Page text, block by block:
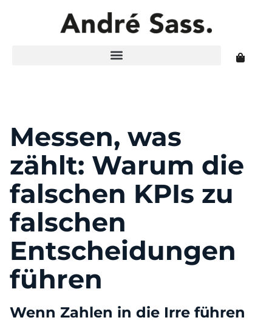
Messen, was
zählt: Warum die
falschen KPIs zu
falschen
Entscheidungen
führen
Wenn Zahlen in die Irre führen